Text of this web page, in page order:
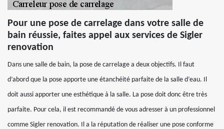
Pour une pose de carrelage dans votre salle de
bain réussie, faites appel aux services de Sigler
renovation
Dans une salle de bain, la pose de carrelage a deux objectifs. Il faut
d’abord que la pose apporte une étanchéité parfaite de la salle d’eau. Il
doit aussi apporter une esthétique à la salle. La pose doit donc être très
parfaite. Pour cela, il est recommandé de vous adresser à un professionnel
comme Sigler renovation. Il a la réputation de réaliser une pose conforme